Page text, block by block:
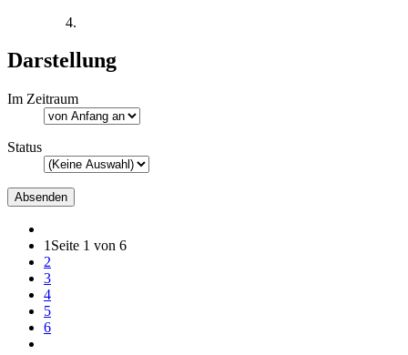
Darstellung
Im Zeitraum
Status
1 Seite 1 von 6
2
3
4
5
6